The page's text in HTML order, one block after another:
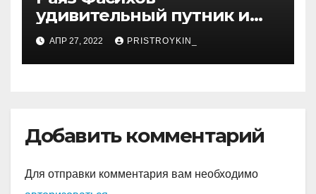
удивительный путник и
достойный представитель
нового поколения
молодых спортсменов
будущее!
АПР 27, 2022 PRISTROYKIN_
Добавить комментарий
Для отправки комментария вам необходимо